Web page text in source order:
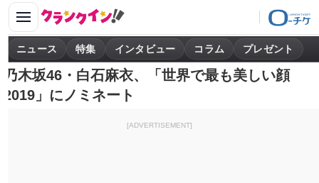
ニュース 特集 インタビュー コラム プレゼント
乃木坂46・白石麻衣、「世界で最も美しい顔
2019」にノミネート
[ADVERTISEMENT]